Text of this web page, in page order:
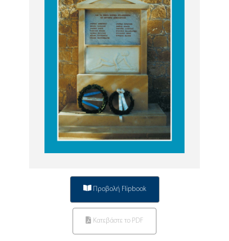
Προβολή Flipbook
Κατεβάστε το PDF